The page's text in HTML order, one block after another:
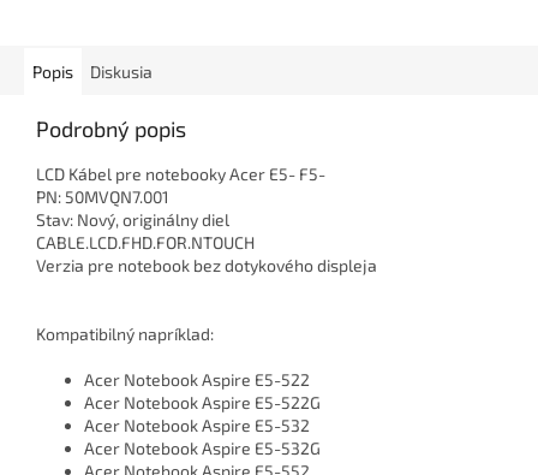
Popis Diskusia
Podrobný popis
LCD Kábel pre notebooky Acer E5- F5-
PN: 50MVQN7.001
Stav: Nový, originálny diel
CABLE.LCD.FHD.FOR.NTOUCH
Verzia pre notebook bez dotykového displeja
Kompatibilný napríklad:
Acer Notebook Aspire E5-522
Acer Notebook Aspire E5-522G
Acer Notebook Aspire E5-532
Acer Notebook Aspire E5-532G